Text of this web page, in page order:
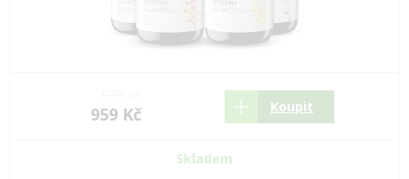
959 Kč Koupit
Skladem